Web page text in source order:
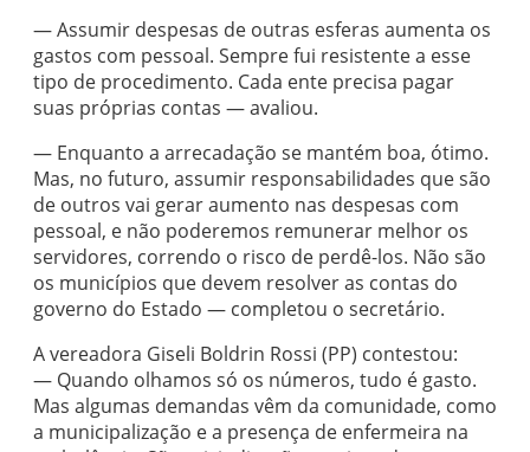
— Assumir despesas de outras esferas aumenta os
gastos com pessoal. Sempre fui resistente a esse
tipo de procedimento. Cada ente precisa pagar
suas próprias contas — avaliou.
— Enquanto a arrecadação se mantém boa, ótimo.
Mas, no futuro, assumir responsabilidades que são
de outros vai gerar aumento nas despesas com
pessoal, e não poderemos remunerar melhor os
servidores, correndo o risco de perdê-los. Não são
os municípios que devem resolver as contas do
governo do Estado — completou o secretário.
A vereadora Giseli Boldrin Rossi (PP) contestou:
— Quando olhamos só os números, tudo é gasto.
Mas algumas demandas vêm da comunidade, como
a municipalização e a presença de enfermeira na